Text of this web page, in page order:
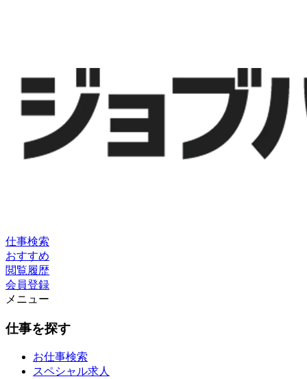
仕事検索
おすすめ
閲覧履歴
会員登録
メニュー
仕事を探す
お仕事検索
スペシャル求人